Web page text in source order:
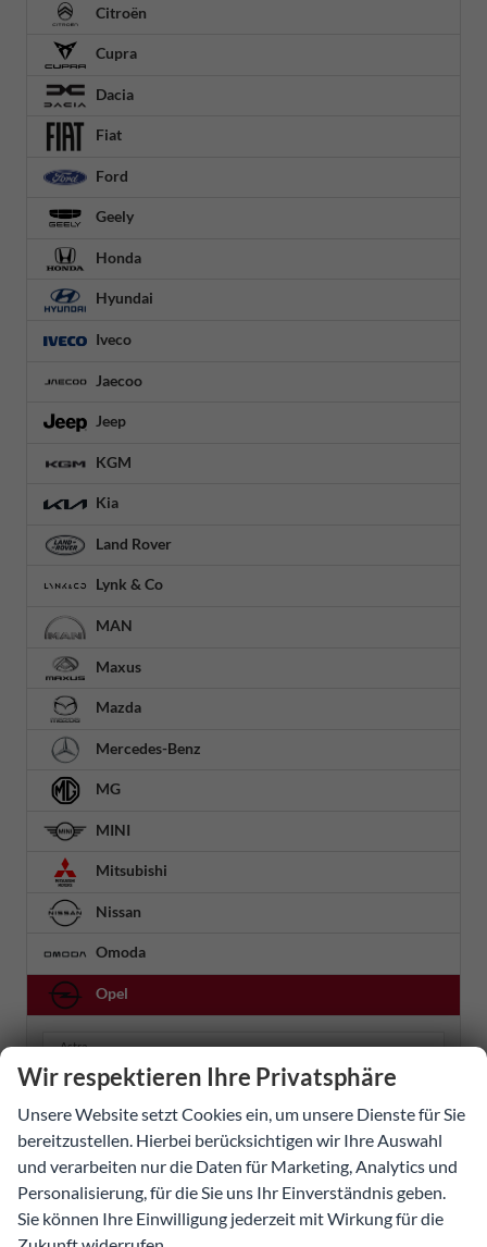
Citroën
Cupra
Dacia
Fiat
Ford
Geely
Honda
Hyundai
Iveco
Jaecoo
Jeep
KGM
Kia
Land Rover
Lynk & Co
MAN
Maxus
Mazda
Mercedes-Benz
MG
MINI
Mitsubishi
Nissan
Omoda
Opel
Astra
Astra Caravan
Combo
Combo Cargo
Combo Life
Corsa
Wir respektieren Ihre Privatsphäre
Unsere Website setzt Cookies ein, um unsere Dienste für Sie
bereitzustellen. Hierbei berücksichtigen wir Ihre Auswahl
und verarbeiten nur die Daten für Marketing, Analytics und
Personalisierung, für die Sie uns Ihr Einverständnis geben.
Sie können Ihre Einwilligung jederzeit mit Wirkung für die